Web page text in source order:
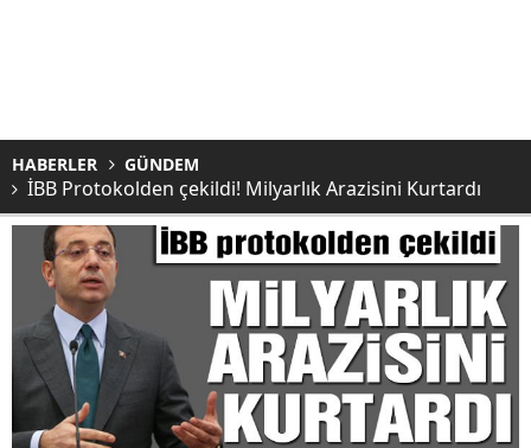
HABERLER GÜNDEM
İBB Protokolden çekildi! Milyarlık Arazisini Kurtardı